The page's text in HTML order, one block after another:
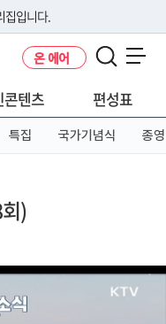
집입니다.
사용하고 있다면 아래 URL에
온 에어
텐츠 편성표
특집 국가기념식 종영
)